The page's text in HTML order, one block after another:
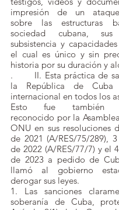
impresión de un
sobre las estructuras
sociedad cubana,
subsistencia y
el cual es único y sin
historia por su duración y
.	II. Esta práctica de sanciones contra
la República de
internacional en todos los
Esto fue también
reconocido por la
ONU en sus resoluciones
de 2021 (A/RES/75/289),
de 2022 (A/RES/77/7) y el
de 2023 a pedido de
llamó al gobierno
derogar sus leyes.
1. Las sanciones
soberanía de Cuba,